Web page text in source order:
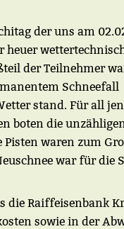
der uns am
der Teilnehmer
Schneefall
stand. Für all
boten die
Pisten waren zum
war für die
die Raiffeisenbank
sowie in der